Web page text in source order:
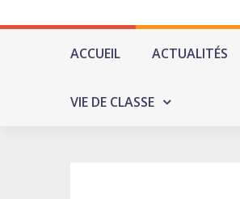
ACCUEIL ACTUALITÉS
VIE DE CLASSE